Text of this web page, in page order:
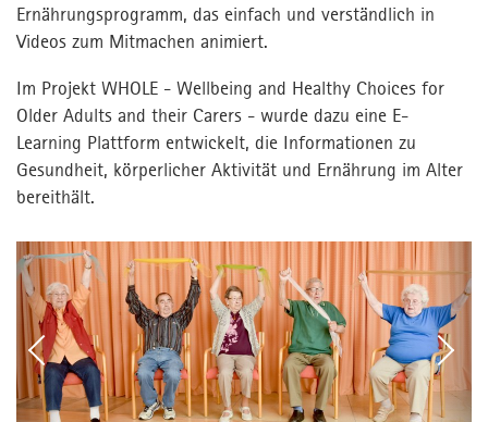
English
Kontakt
Presse
Fachforum
MPortal
Interner Bereich
Ernährungsprogramm, das einfach und verständlich in
Videos zum Mitmachen animiert.
Im Projekt WHOLE - Wellbeing and Healthy Choices for
Older Adults and their Carers - wurde dazu eine E-
Learning Plattform entwickelt, die Informationen zu
Gesundheit, körperlicher Aktivität und Ernährung im Alter
bereithält.